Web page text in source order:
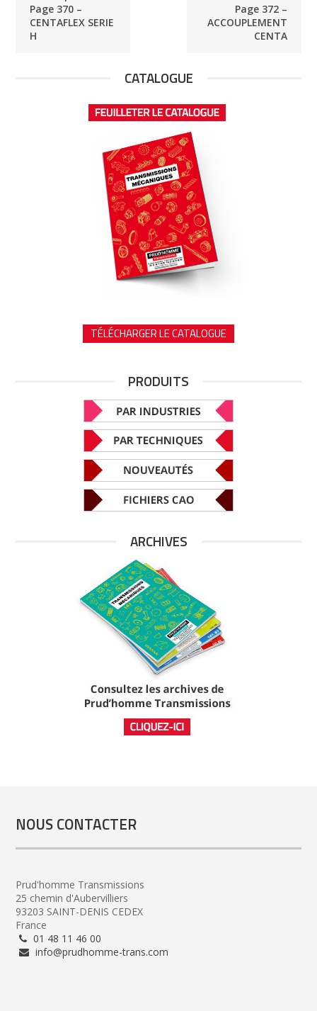
Page 370 –
CENTAFLEX SERIE
H
Page 372 –
ACCOUPLEMENT
CENTA
CATALOGUE
TÉLÉCHARGER LE CATALOGUE
PRODUITS
ARCHIVES
NOUS CONTACTER
Prud'homme Transmissions
25 chemin d'Aubervilliers
93203 SAINT-DENIS CEDEX
France
01 48 11 46 00
info@prudhomme-trans.com